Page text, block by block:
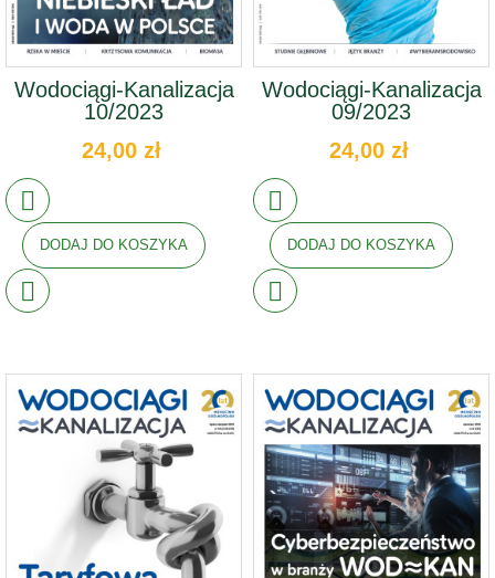
Wodociągi-Kanalizacja
10/2023
24,00 zł
DODAJ DO KOSZYKA
Wodociągi-Kanalizacja
09/2023
24,00 zł
DODAJ DO KOSZYKA